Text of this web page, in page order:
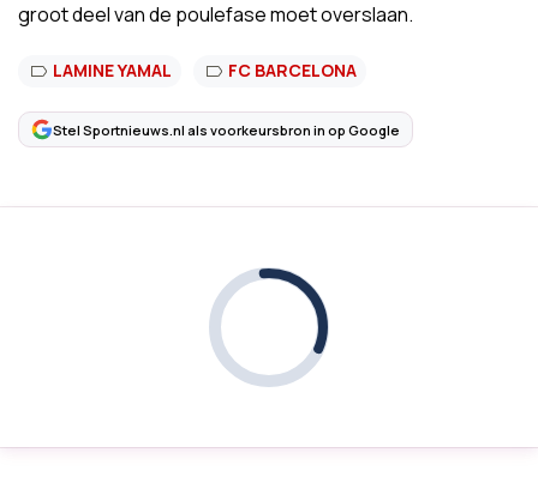
groot deel van de poulefase moet overslaan.
LAMINE YAMAL FC BARCELONA
Stel Sportnieuws.nl als voorkeursbron in op Google